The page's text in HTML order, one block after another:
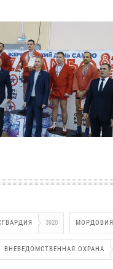
3920 МОРДОВИЯ
ВНЕВЕДОМСТВЕННАЯ ОХРАНА